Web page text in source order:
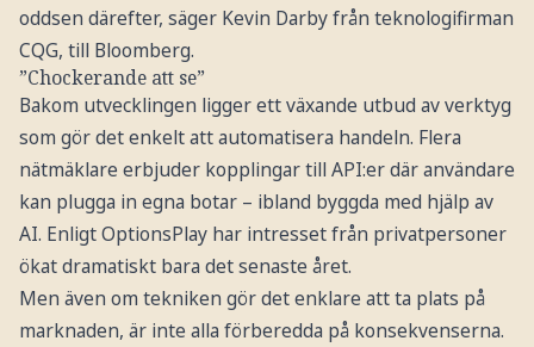
oddsen därefter, säger Kevin Darby från teknologifirman
CQG, till Bloomberg.
”Chockerande att se”
Bakom utvecklingen ligger ett växande utbud av verktyg
som gör det enkelt att automatisera handeln. Flera
nätmäklare erbjuder kopplingar till API:er där användare
kan plugga in egna botar – ibland byggda med hjälp av
AI. Enligt OptionsPlay har intresset från privatpersoner
ökat dramatiskt bara det senaste året.
Men även om tekniken gör det enklare att ta plats på
marknaden, är inte alla förberedda på konsekvenserna.